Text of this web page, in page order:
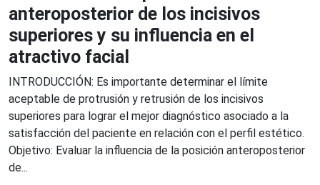
anteroposterior de los incisivos
superiores y su influencia en el
atractivo facial
INTRODUCCIÓN: Es importante determinar el límite
aceptable de protrusión y retrusión de los incisivos
superiores para lograr el mejor diagnóstico asociado a la
satisfacción del paciente en relación con el perfil estético.
Objetivo: Evaluar la influencia de la posición anteroposterior
de...